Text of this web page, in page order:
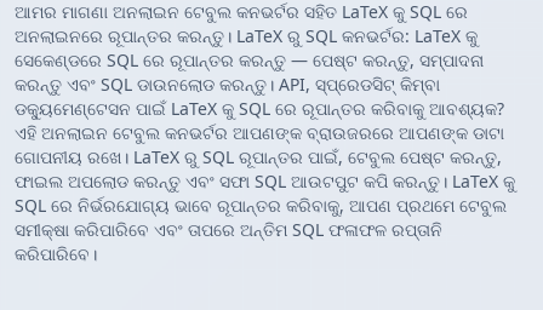
ଆମର ମାଗଣା ଅନଲାଇନ ଟେବୁଲ କନଭର୍ଟର ସହିତ LaTeX କୁ SQL ରେ
ଅନଲାଇନରେ ରୂପାନ୍ତର କରନ୍ତୁ। LaTeX ରୁ SQL କନଭର୍ଟର: LaTeX କୁ
ସେକେଣ୍ଡରେ SQL ରେ ରୂପାନ୍ତର କରନ୍ତୁ — ପେଷ୍ଟ କରନ୍ତୁ, ସମ୍ପାଦନା
କରନ୍ତୁ ଏବଂ SQL ଡାଉନଲୋଡ କରନ୍ତୁ। API, ସ୍ପ୍ରେଡସିଟ୍ କିମ୍ବା
ଡକ୍ୟୁମେଣ୍ଟେସନ ପାଇଁ LaTeX କୁ SQL ରେ ରୂପାନ୍ତର କରିବାକୁ ଆବଶ୍ୟକ?
ଏହି ଅନଲାଇନ ଟେବୁଲ କନଭର୍ଟର ଆପଣଙ୍କ ବ୍ରାଉଜରରେ ଆପଣଙ୍କ ଡାଟା
ଗୋପନୀୟ ରଖେ। LaTeX ରୁ SQL ରୂପାନ୍ତର ପାଇଁ, ଟେବୁଲ ପେଷ୍ଟ କରନ୍ତୁ,
ଫାଇଲ ଅପଲୋଡ କରନ୍ତୁ ଏବଂ ସଫା SQL ଆଉଟପୁଟ କପି କରନ୍ତୁ। LaTeX କୁ
SQL ରେ ନିର୍ଭରଯୋଗ୍ୟ ଭାବେ ରୂପାନ୍ତର କରିବାକୁ, ଆପଣ ପ୍ରଥମେ ଟେବୁଲ
ସମୀକ୍ଷା କରିପାରିବେ ଏବଂ ତାପରେ ଅନ୍ତିମ SQL ଫଳାଫଳ ରପ୍ତାନି
କରିପାରିବେ।